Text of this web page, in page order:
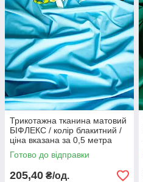
Трикотажна тканина матовий
БІФЛЕКС / колір блакитний /
ціна вказана за 0,5 метра
Готово до відправки
205,40 ₴/од.